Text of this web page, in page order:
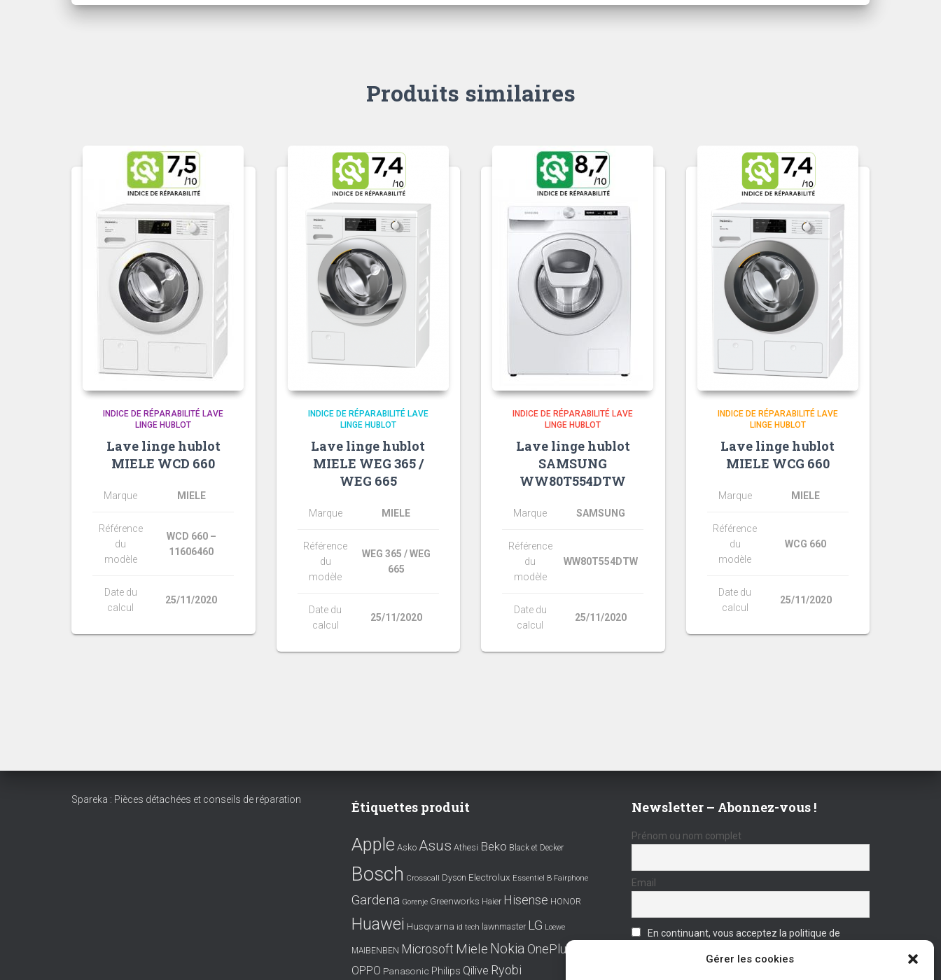
Gérer les cookies
Produits similaires
INDICE DE RÉPARABILITÉ LAVE
LINGE HUBLOT
Lave linge hublot
MIELE WCD 660
Marque MIELE
Référence
du
modèle
WCD 660 –
11606460
Date du
calcul
25/11/2020
INDICE DE RÉPARABILITÉ LAVE
LINGE HUBLOT
Lave linge hublot
MIELE WEG 365 /
WEG 665
Marque MIELE
Référence
du
modèle
WEG 365 / WEG
665
Date du
calcul
25/11/2020
INDICE DE RÉPARABILITÉ LAVE
LINGE HUBLOT
Lave linge hublot
SAMSUNG
WW80T554DTW
Marque SAMSUNG
Référence
du
modèle
WW80T554DTW
Date du
calcul
25/11/2020
INDICE DE RÉPARABILITÉ LAVE
LINGE HUBLOT
Lave linge hublot
MIELE WCG 660
Marque MIELE
Référence
du
modèle
WCG 660
Date du
calcul
25/11/2020
Spareka : Pièces détachées et conseils de réparation Étiquettes produit
Apple Asko Asus Athesi Beko Black et Decker
Bosch Crosscall Dyson Electrolux Essentiel B Fairphone
Gardena Gorenje Greenworks Haier Hisense HONOR
Huawei Husqvarna id tech lawnmaster LG Loewe
MAIBENBEN Microsoft Miele Nokia OnePlus
OPPO Panasonic Philips Qilive Ryobi
Newsletter – Abonnez-vous !
Prénom ou nom complet
Email
En continuant, vous acceptez la politique de
confidentialité